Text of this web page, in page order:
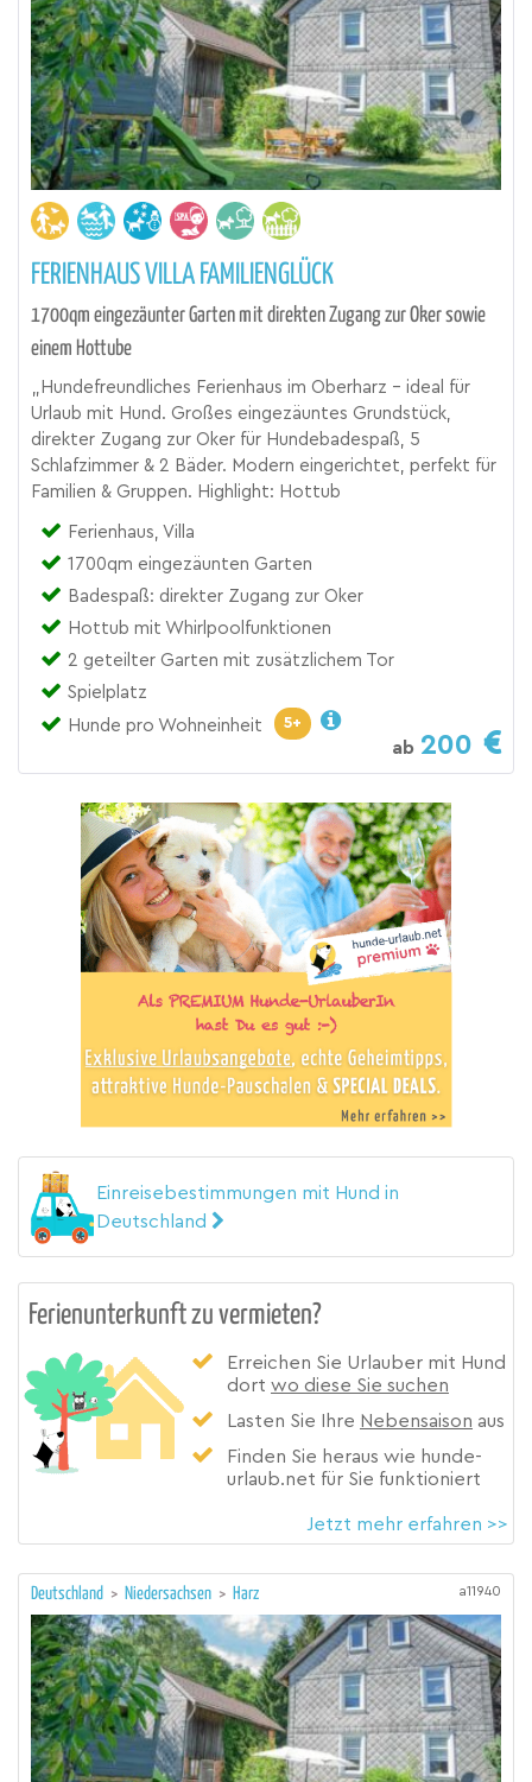
FERIENHAUS VILLA FAMILIENGLÜCK
1700qm eingezäunter Garten mit direkten Zugang zur Oker sowie
einem Hottube
„Hundefreundliches Ferienhaus im Oberharz – ideal für
Urlaub mit Hund. Großes eingezäuntes Grundstück,
direkter Zugang zur Oker für Hundebadespaß, 5
Schlafzimmer & 2 Bäder. Modern eingerichtet, perfekt für
Familien & Gruppen. Highlight: Hottub
Ferienhaus, Villa
1700qm eingezäunten Garten
Badespaß: direkter Zugang zur Oker
Hottub mit Whirlpoolfunktionen
2 geteilter Garten mit zusätzlichem Tor
Spielplatz
Hunde pro Wohneinheit
5+
ab 200
Einreisebestimmungen mit Hund in
Deutschland
Ferienunterkunft zu vermieten?
Erreichen Sie Urlauber mit Hund
dort wo diese Sie suchen
Lasten Sie Ihre Nebensaison aus
Finden Sie heraus wie hunde-
urlaub.net für Sie funktioniert
Jetzt mehr erfahren >>
Deutschland > Niedersachsen > Harz a11940